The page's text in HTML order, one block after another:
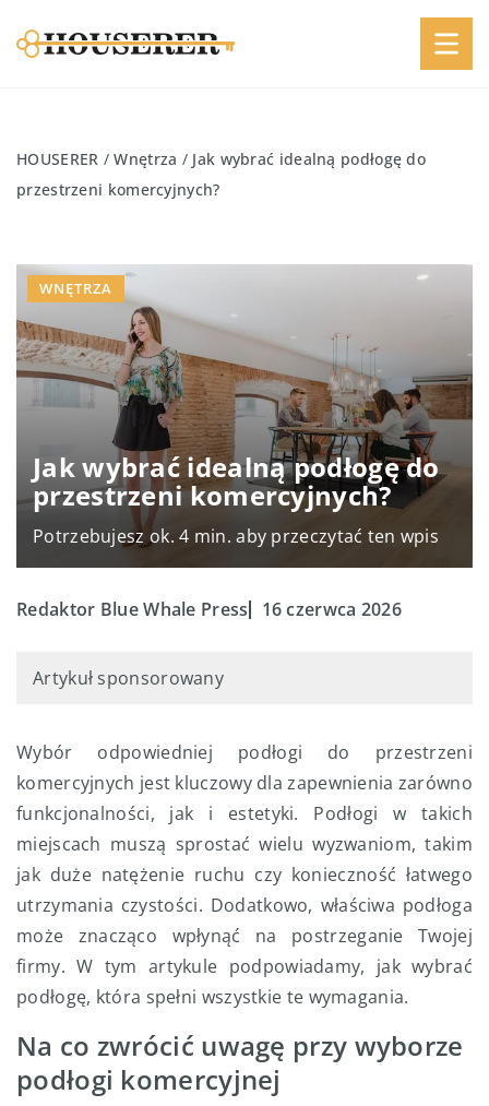
HOUSERER /Wnętrza / Jak wybrać idealną podłogę do
przestrzeni komercyjnych?
Jak wybrać idealną podłogę do
przestrzeni komercyjnych?
Potrzebujesz ok. 4 min. aby przeczytać ten wpis
WNĘTRZA
Redaktor Blue Whale Press 16 czerwca 2026
Artykuł sponsorowany
Wybór odpowiedniej podłogi do przestrzeni
komercyjnych jest kluczowy dla zapewnienia zarówno
funkcjonalności, jak i estetyki. Podłogi w takich
miejscach muszą sprostać wielu wyzwaniom, takim
jak duże natężenie ruchu czy konieczność łatwego
utrzymania czystości. Dodatkowo, właściwa podłoga
może znacząco wpłynąć na postrzeganie Twojej
firmy. W tym artykule podpowiadamy, jak wybrać
podłogę, która spełni wszystkie te wymagania.
Na co zwrócić uwagę przy wyborze
podłogi komercyjnej